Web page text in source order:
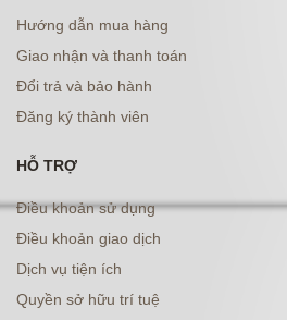
Hướng dẫn mua hàng
Giao nhận và thanh toán
Đổi trả và bảo hành
Đăng ký thành viên
HỖ TRỢ
Điều khoản sử dụng
Điều khoản giao dịch
Dịch vụ tiện ích
Quyền sở hữu trí tuệ